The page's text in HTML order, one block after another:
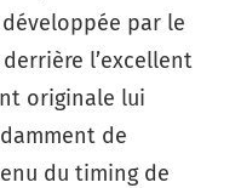
par le
l’excellent
originale lui
de
du timing de